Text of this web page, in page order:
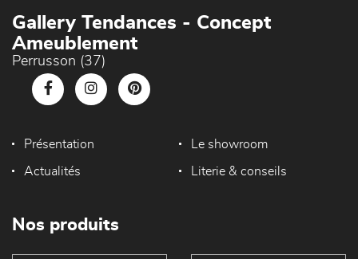
Gallery Tendances - Concept
Ameublement
Perrusson (37)
Présentation Le showroom
Actualités Literie & conseils
Nos produits